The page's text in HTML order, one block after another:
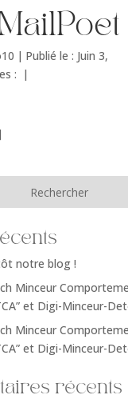
| Publié le : Juin 3,
: |
notre blog !
Minceur
et Digi-Minceur-
Minceur
et Digi-Minceur-
récents